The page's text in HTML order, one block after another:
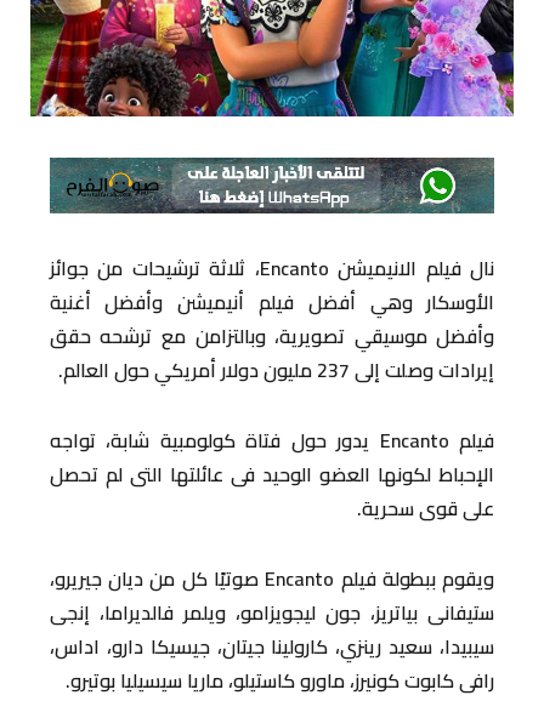
نال فيلم الانيميشن Encanto، ثلاثة ترشيحات من جوائز
الأوسكار وهي أفضل فيلم أنيميشن وأفضل أغنية
وأفضل موسيقي تصويرية، وبالتزامن مع ترشحه حقق
إيرادات وصلت إلى 237 مليون دولار أمريكي حول العالم.
فيلم Encanto يدور حول فتاة كولومبية شابة، تواجه
الإحباط لكونها العضو الوحيد فى عائلتها التى لم تحصل
على قوى سحرية.
ويقوم ببطولة فيلم Encanto صوتيًا كل من ديان جيريرو،
ستيفانى بياتريز، جون ليجويزامو، ويلمر فالديراما، إنجى
سيبيدا، سعيد رينزي، كارولينا جيتان، جيسيكا دارو، اداس،
رافى كابوت كونيرز، ماورو كاستيلو، ماريا سيسيليا بوتيرو.